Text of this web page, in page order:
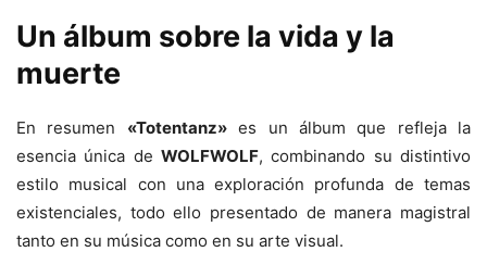
Un álbum sobre la vida y la
muerte
En resumen «Totentanz»es un álbum que refleja la
esencia única de WOLFWOLF, combinando su distintivo
estilo musical con una exploración profunda de temas
existenciales, todo ello presentado de manera magistral
tanto en su música como en su arte visual.